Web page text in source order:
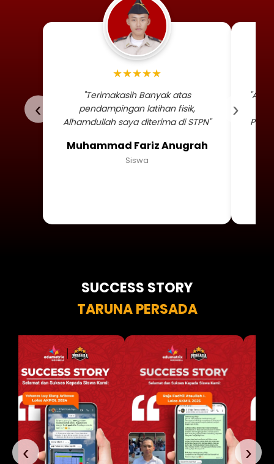
‹
Foto profil siswa
★★★★★
"Terimakasih Banyak atas
pendampingan latihan fisik,
Alhamdullah saya diterima di STPN"
Muhammad Fariz Anugrah
Siswa
›
SUCCESS STORY
TARUNA PERSADA
‹ ›